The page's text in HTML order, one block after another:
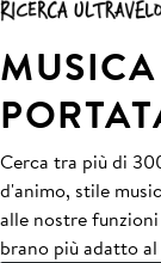
Cerca tra più di
d'animo, stile
alle nostre
brano più adatto